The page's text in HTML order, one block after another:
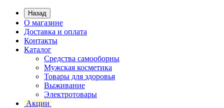
Назад
О магазине
Доставка и оплата
Контакты
Каталог
Средства самооборны
Мужская косметика
Товары для здоровья
Выживание
Электротовары
Акции